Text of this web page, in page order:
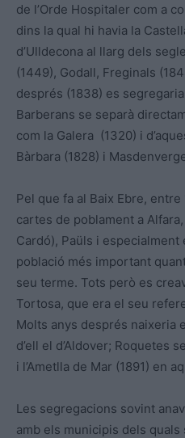
de l’Orde Hospitaler com a
dins la qual hi havia la
d’Ulldecona al llarg dels
(1449), Godall, Freginals
després (1838) es
Barberans se separà
com la Galera (1320) i
Bàrbara (1828) i
Pel que fa al Baix Ebre, entre
cartes de poblament a
Cardó), Paüls i especialment
població més important
seu terme. Tots però es
Tortosa, que era el seu
Molts anys després naixeria
d’ell el d’Aldover; Roquetes
i l’Ametlla de Mar (1891) en
Les segregacions sovint
amb els municipis dels quals